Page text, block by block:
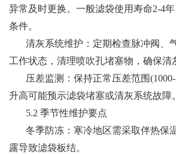
异常及时更换。一般滤袋使用寿命2-4
条件。
清灰系统维护：定期检查脉冲阀、
工作状态，清理喷吹孔堵塞物，确保清
压差监测：保持正常压差范围
升高可能预示滤袋堵塞或清灰系统故障。
5.2 季节性维护要点
冬季防冻：寒冷地区需采取伴热保
露导致滤袋板结。